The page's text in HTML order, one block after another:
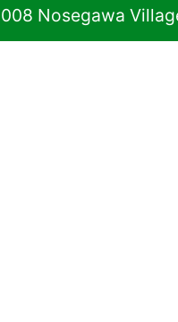
Nosegawa